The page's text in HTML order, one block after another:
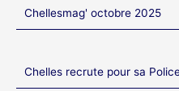
Chellesmag' octobre 2025
Chelles recrute pour sa